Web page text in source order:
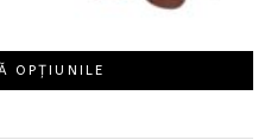
OPȚIUNILE